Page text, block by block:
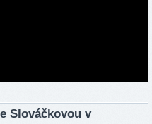
Slováčkovou v